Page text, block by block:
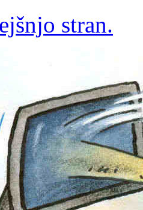
stran.